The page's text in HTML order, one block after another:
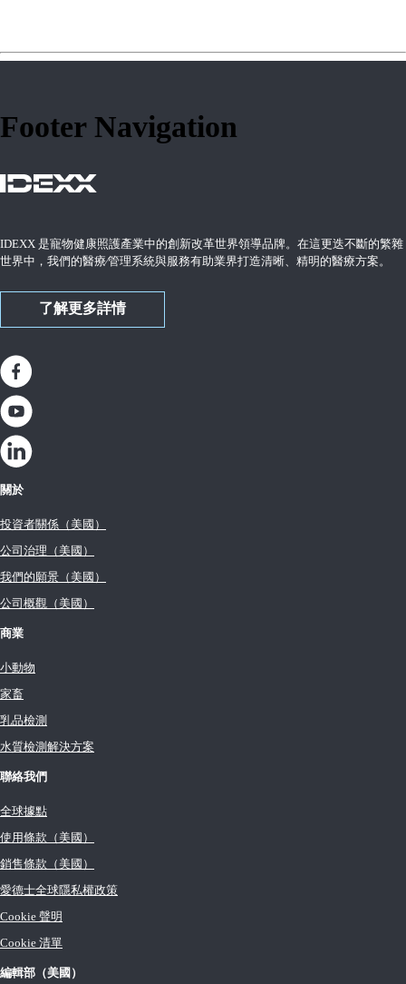
Footer Navigation
IDEXX 是寵物健康照護產業中的創新改革世界領導品牌。在這更迭不斷的繁雜
世界中，我們的醫療∕管理系統與服務有助業界打造清晰、精明的醫療方案。
了解更多詳情
關於
投資者關係（美國）
公司治理（美國）
我們的願景（美國）
公司概觀（美國）
商業
小動物
家畜
乳品檢測
水質檢測解決方案
聯絡我們
全球據點
使用條款（美國）
銷售條款（美國）
愛德士全球隱私權政策
Cookie 聲明
Cookie 清單
編輯部（美國）